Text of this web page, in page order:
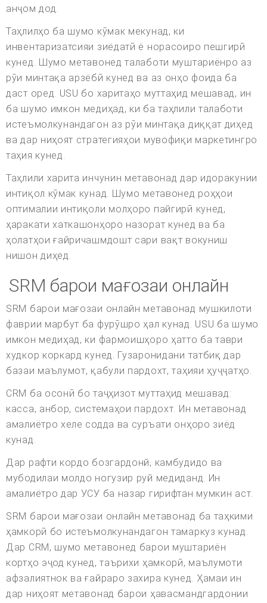
анҷом дод.
Таҳлилҳо ба шумо кӯмак мекунад, ки
инвентаризатсияи зиёдатӣ ё норасоиро пешгирӣ
кунед. Шумо метавонед талаботи муштариёнро аз
рӯи минтақа арзёбӣ кунед ва аз онҳо фоида ба
даст оред. USU бо харитаҳо муттаҳид мешавад, ин
ба шумо имкон медиҳад, ки ба таҳлили талаботи
истеъмолкунандагон аз рӯи минтақа диққат диҳед
ва дар ниҳоят стратегияҳои мувофиқи маркетингро
таҳия кунед.
Таҳлили харита инчунин метавонад дар идоракунии
интиқол кӯмак кунад. Шумо метавонед роҳҳои
оптималии интиқоли молҳоро пайгирӣ кунед,
ҳаракати хаткашонҳоро назорат кунед ва ба
ҳолатҳои ғайричашмдошт сари вақт вокуниш
нишон диҳед.
SRM барои мағозаи онлайн
SRM барои мағозаи онлайн метавонад мушкилоти
фаврии марбут ба фурӯшро ҳал кунад. USU ба шумо
имкон медиҳад, ки фармоишҳоро ҳатто ба таври
худкор коркард кунед. Гузаронидани татбиқ дар
базаи маълумот, қабули пардохт, таҳияи ҳуҷҷатҳо.
CRM ба осонӣ бо таҷҳизот муттаҳид мешавад:
касса, анбор, системаҳои пардохт. Ин метавонад
амалиётро хеле содда ва суръати онҳоро зиёд
кунад.
Дар рафти кордо бозгардонй, камбудидо ва
мубодилаи молдо ногузир руй медиданд. Ин
амалиётро дар УСУ ба назар гирифтан мумкин аст.
SRM барои мағозаи онлайн метавонад ба таҳкими
ҳамкорӣ бо истеъмолкунандагон тамаркуз кунад.
Дар CRM, шумо метавонед барои муштариён
кортҳо эҷод кунед, таърихи ҳамкорӣ, маълумоти
афзалиятнок ва ғайраро захира кунед. Ҳамаи ин
дар ниҳоят метавонад барои ҳавасмандгардонии